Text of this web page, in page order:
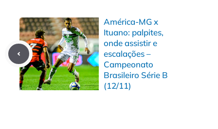
América-MG x
Ituano: palpites,
onde assistir e
escalações –
Campeonato
Brasileiro Série B
(12/11)